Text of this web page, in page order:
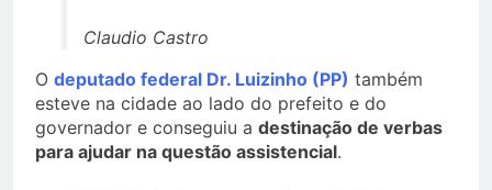
Claudio Castro
O deputado federal Dr. Luizinho (PP) também
esteve na cidade ao lado do prefeito e do
governador e conseguiu a destinação de verbas
para ajudar na questão assistencial.